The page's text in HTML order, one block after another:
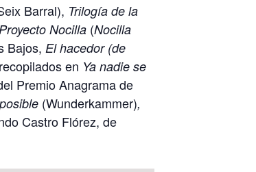
Barral), Trilogía de la
Proyecto Nocilla (Nocilla
Bajos, El hacedor (de
en Ya nadie se
Premio Anagrama de
(Wunderkammer),
Castro Flórez, de